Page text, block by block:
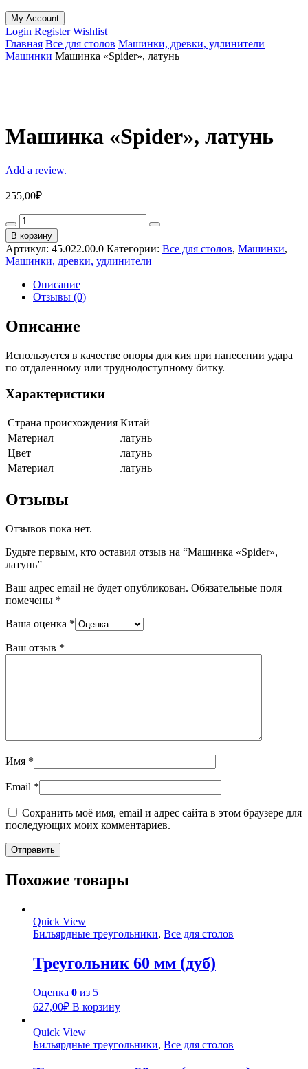
My Account
Login RegisterWishlist
Главная Все для столов Машинки, древки, удлинители
Машинки Машинка «Spider», латунь
Машинка «Spider», латунь
Add a review.
255,00₽
Машинка
«Spider»,
латунь
quantity
В корзину
Артикул: 45.022.00.0 Категории: Все для столов, Машинки,
Машинки, древки, удлинители
Описание
Отзывы (0)
Описание
Используется в качестве опоры для кия при нанесении удара
по отдаленному или труднодоступному битку.
Характеристики
Страна происхождения Китай
Материал
латунь
Цвет
латунь
Материал
латунь
Отзывы
Отзывов пока нет.
Будьте первым, кто оставил отзыв на “Машинка «Spider»,
латунь”
Ваш адрес email не будет опубликован. Обязательные поля
помечены *
Ваша оценка *
Ваш отзыв *
Имя *
Email *
Сохранить моё имя, email и адрес сайта в этом браузере для
последующих моих комментариев.
Похожие товары
Quick View
Бильярдные треугольники, Все для столов
Треугольник 60 мм (дуб)
Оценка 0 из 5
627,00₽ В корзину
Quick View
Бильярдные треугольники, Все для столов